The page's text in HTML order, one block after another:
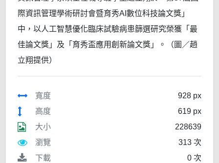
際資訊管理學術研討會暨育秀AI數位科技論文獎」
中，以人工智慧優化臨床試驗病患篩選研究榮獲「最
佳論文獎」及「育秀盃應用創新論文獎」。（圖／趙
立翔提供）
寬度
928 px
高度
619 px
大小
228639
瀏覽
313 次
下載
0 次